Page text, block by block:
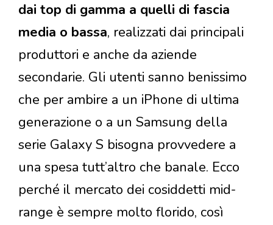
dai top di gamma a quelli di fascia
media o bassa, realizzati dai principali
produttori e anche da aziende
secondarie. Gli utenti sanno benissimo
che per ambire a un iPhone di ultima
generazione o a un Samsung della
serie Galaxy S bisogna provvedere a
una spesa tutt’altro che banale. Ecco
perché il mercato dei cosiddetti mid-
range è sempre molto florido, così